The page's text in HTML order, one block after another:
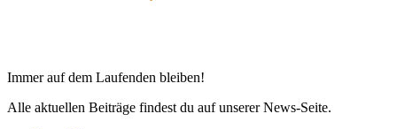
Immer auf dem Laufenden bleiben!
Alle aktuellen Beiträge findest du auf unserer News-Seite.